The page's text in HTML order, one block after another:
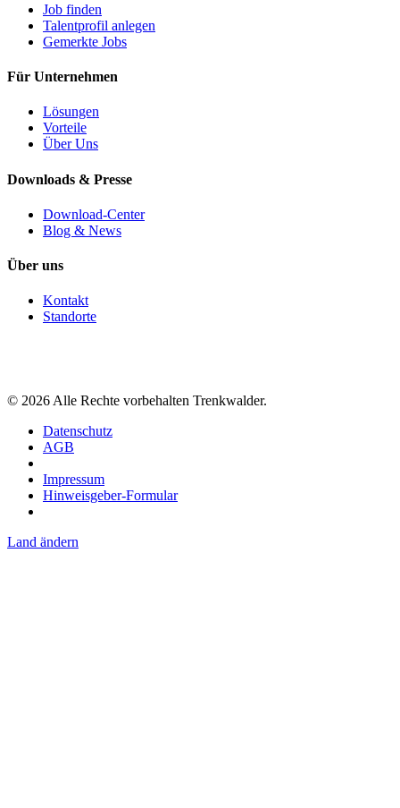
Job finden
Talentprofil anlegen
Gemerkte Jobs
Für Unternehmen
Lösungen
Vorteile
Über Uns
Downloads & Presse
Download-Center
Blog & News
Über uns
Kontakt
Standorte
© 2026 Alle Rechte vorbehalten Trenkwalder.
Datenschutz
AGB
Impressum
Hinweisgeber-Formular
Land ändern